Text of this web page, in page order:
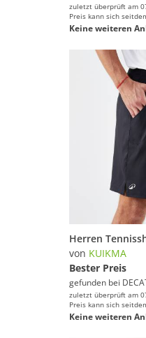
zuletzt überprüft am
Preis kann sich
Keine weiteren
von KUIKMA
Bester Preis
gefunden bei
zuletzt überprüft am
Preis kann sich
Keine weiteren